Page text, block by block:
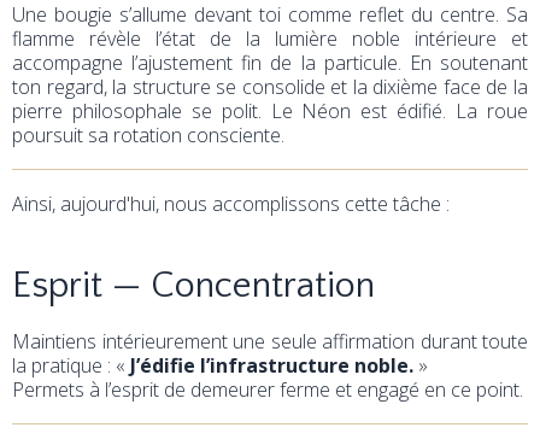
Une bougie s’allume devant toi comme reflet du centre. Sa
flamme révèle l’état de la lumière noble intérieure et
accompagne l’ajustement fin de la particule. En soutenant
ton regard, la structure se consolide et la dixième face de la
pierre philosophale se polit. Le Néon est édifié. La roue
poursuit sa rotation consciente.
Ainsi, aujourd'hui, nous accomplissons cette tâche :
Esprit — Concentration
Maintiens intérieurement une seule affirmation durant toute
la pratique : « J’édifie l’infrastructure noble. »
Permets à l’esprit de demeurer ferme et engagé en ce point.